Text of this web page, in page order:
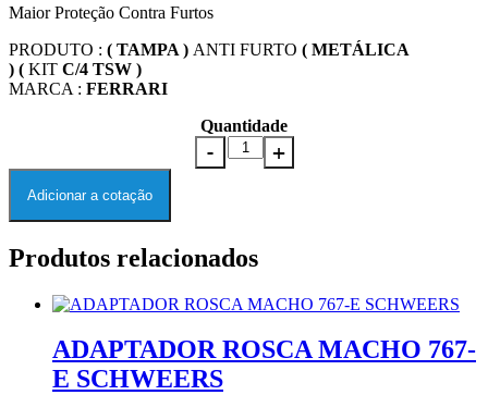
Maior Proteção Contra Furtos
PRODUTO : ( TAMPA ) ANTI FURTO ( METÁLICA
) ( KIT C/4 TSW )
MARCA : FERRARI
Quantidade
Adicionar a cotação
Produtos relacionados
ADAPTADOR ROSCA MACHO 767-
E SCHWEERS